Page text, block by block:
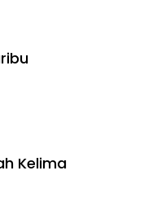
Kelima